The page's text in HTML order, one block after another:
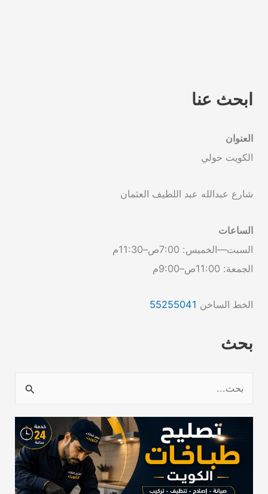
ابحث عنا
العنوان
الكويت حولي
شارع عبدالله عبد اللطيف العثمان
الساعات
السبت—الخميس: 7:00ص–11:30م
الجمعة: 11:00ص–9:00م
الخط الساخن 55255041
بحث